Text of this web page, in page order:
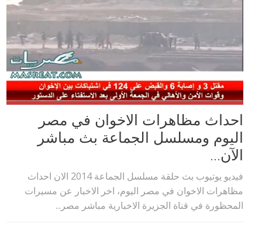
احداث مظاهرات الاخوان في مصر
اليوم ومسلسل الجماعة بث مباشر
الآن...
فيديو يوتيوب بث حلقة مسلسل الجماعة 2014 الان احداث
مظاهرات الاخوان في مصر اليوم، اخر الاخبار عن مسيرات
المحظورة في قناة الجزيرة الاخبارية مباشر مصر...